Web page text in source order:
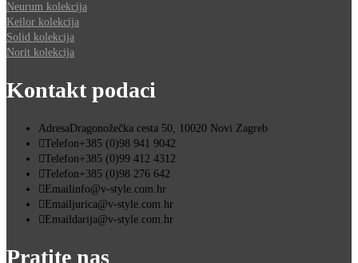
Neurum kolekcija
Keilor kolekcija
Solid kolekcija
Norit kolekcija
Kontakt podaci
AdresaDragonožečka cesta 50, 10020 Novi Zagreb
Telefon+385 (0)98 941 9042
Telefon+385 (0)99 412 4312
Telefon+385 (0)98 276 642
Emailinfo@v-style.com.hr
Emailjurica@v-style.com.hr
Emaildarija@v-style.com.hr
Pratite nas